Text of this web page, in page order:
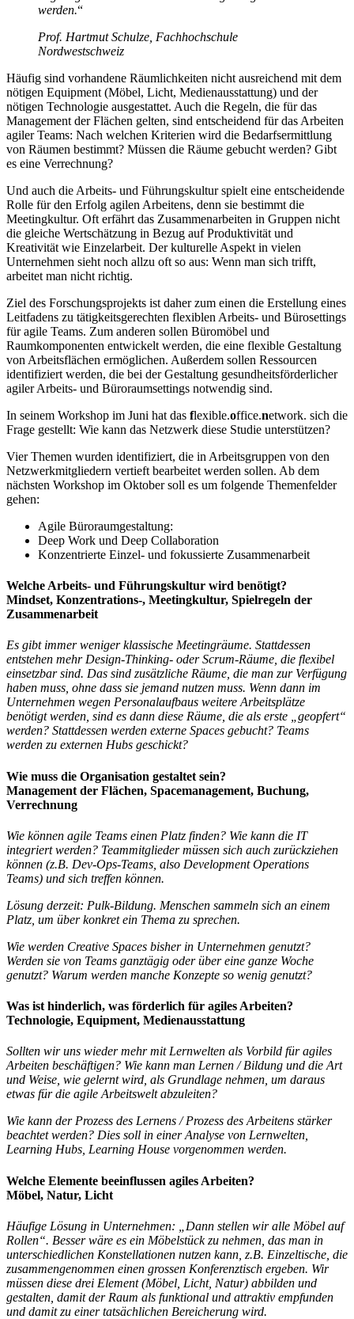
werden.“
Prof. Hartmut Schulze, Fachhochschule
Nordwestschweiz
Häufig sind vorhandene Räumlichkeiten nicht ausreichend mit dem
nötigen Equipment (Möbel, Licht, Medienausstattung) und der
nötigen Technologie ausgestattet. Auch die Regeln, die für das
Management der Flächen gelten, sind entscheidend für das Arbeiten
agiler Teams: Nach welchen Kriterien wird die Bedarfsermittlung
von Räumen bestimmt? Müssen die Räume gebucht werden? Gibt
es eine Verrechnung?
Und auch die Arbeits- und Führungskultur spielt eine entscheidende
Rolle für den Erfolg agilen Arbeitens, denn sie bestimmt die
Meetingkultur. Oft erfährt das Zusammenarbeiten in Gruppen nicht
die gleiche Wertschätzung in Bezug auf Produktivität und
Kreativität wie Einzelarbeit. Der kulturelle Aspekt in vielen
Unternehmen sieht noch allzu oft so aus: Wenn man sich trifft,
arbeitet man nicht richtig.
Ziel des Forschungsprojekts ist daher zum einen die Erstellung eines
Leitfadens zu tätigkeitsgerechten flexiblen Arbeits- und Bürosettings
für agile Teams. Zum anderen sollen Büromöbel und
Raumkomponenten entwickelt werden, die eine flexible Gestaltung
von Arbeitsflächen ermöglichen. Außerdem sollen Ressourcen
identifiziert werden, die bei der Gestaltung gesundheitsförderlicher
agiler Arbeits- und Büroraumsettings notwendig sind.
In seinem Workshop im Juni hat das flexible.office.network. sich die
Frage gestellt: Wie kann das Netzwerk diese Studie unterstützen?
Vier Themen wurden identifiziert, die in Arbeitsgruppen von den
Netzwerkmitgliedern vertieft bearbeitet werden sollen. Ab dem
nächsten Workshop im Oktober soll es um folgende Themenfelder
gehen:
Agile Büroraumgestaltung:
Deep Work und Deep Collaboration
Konzentrierte Einzel- und fokussierte Zusammenarbeit
Welche Arbeits- und Führungskultur wird benötigt?
Mindset, Konzentrations-, Meetingkultur, Spielregeln der
Zusammenarbeit
Es gibt immer weniger klassische Meetingräume. Stattdessen
entstehen mehr Design-Thinking- oder Scrum-Räume, die flexibel
einsetzbar sind. Das sind zusätzliche Räume, die man zur Verfügung
haben muss, ohne dass sie jemand nutzen muss. Wenn dann im
Unternehmen wegen Personalaufbaus weitere Arbeitsplätze
benötigt werden, sind es dann diese Räume, die als erste „geopfert“
werden? Stattdessen werden externe Spaces gebucht? Teams
werden zu externen Hubs geschickt?
Wie muss die Organisation gestaltet sein?
Management der Flächen, Spacemanagement, Buchung,
Verrechnung
Wie können agile Teams einen Platz finden? Wie kann die IT
integriert werden? Teammitglieder müssen sich auch zurückziehen
können (z.B. Dev-Ops-Teams, also Development Operations
Teams) und sich treffen können.
Lösung derzeit: Pulk-Bildung. Menschen sammeln sich an einem
Platz, um über konkret ein Thema zu sprechen.
Wie werden Creative Spaces bisher in Unternehmen genutzt?
Werden sie von Teams ganztägig oder über eine ganze Woche
genutzt? Warum werden manche Konzepte so wenig genutzt?
Was ist hinderlich, was förderlich für agiles Arbeiten?
Technologie, Equipment, Medienausstattung
Sollten wir uns wieder mehr mit Lernwelten als Vorbild für agiles
Arbeiten beschäftigen? Wie kann man Lernen / Bildung und die Art
und Weise, wie gelernt wird, als Grundlage nehmen, um daraus
etwas für die agile Arbeitswelt abzuleiten?
Wie kann der Prozess des Lernens / Prozess des Arbeitens stärker
beachtet werden? Dies soll in einer Analyse von Lernwelten,
Learning Hubs, Learning House vorgenommen werden.
Welche Elemente beeinflussen agiles Arbeiten?
Möbel, Natur, Licht
Häufige Lösung in Unternehmen: „Dann stellen wir alle Möbel auf
Rollen“. Besser wäre es ein Möbelstück zu nehmen, das man in
unterschiedlichen Konstellationen nutzen kann, z.B. Einzeltische, die
zusammengenommen einen grossen Konferenztisch ergeben. Wir
müssen diese drei Element (Möbel, Licht, Natur) abbilden und
gestalten, damit der Raum als funktional und attraktiv empfunden
und damit zu einer tatsächlichen Bereicherung wird.